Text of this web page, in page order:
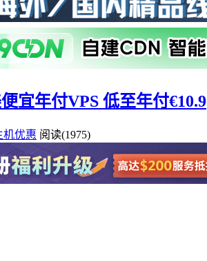
宜年付VPS 低至年付€10.9
机优惠 阅读(1975)